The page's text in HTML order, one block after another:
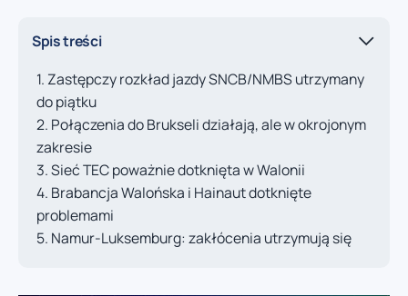
Spis treści
Zastępczy rozkład jazdy SNCB/NMBS utrzymany
do piątku
Połączenia do Brukseli działają, ale w okrojonym
zakresie
Sieć TEC poważnie dotknięta w Walonii
Brabancja Walońska i Hainaut dotknięte
problemami
Namur-Luksemburg: zakłócenia utrzymują się